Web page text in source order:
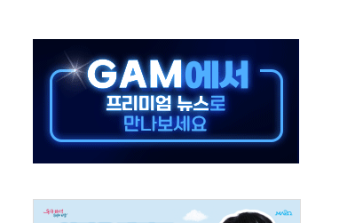
해상 마약밀수 '3중 차단'
본·동남아 사업 확대
주택수요 위축 우려"